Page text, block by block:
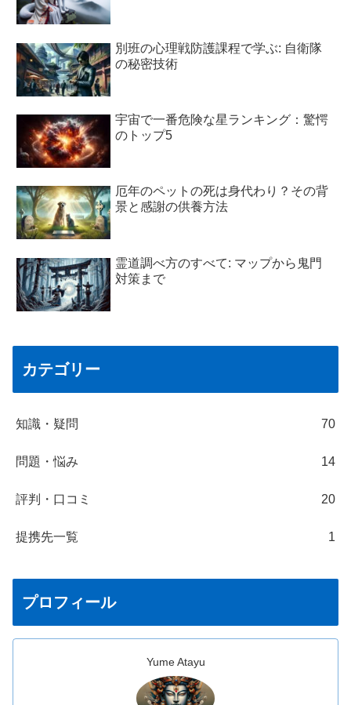
別班の心理戦防護課程で学ぶ: 自衛隊
の秘密技術
宇宙で一番危険な星ランキング：驚愕
のトップ5
厄年のペットの死は身代わり？その背
景と感謝の供養方法
霊道調べ方のすべて: マップから鬼門
対策まで
カテゴリー
知識・疑問 70
問題・悩み 14
評判・口コミ 20
提携先一覧 1
プロフィール
Yume Atayu